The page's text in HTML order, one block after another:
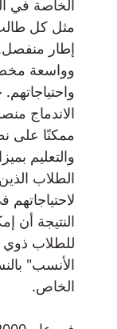
الخاصة في
مثل كل
إطار
وواسعة
الاندماج
ممكنًا على
والتعليم
الطلاب
النتيجة أن
للطلاب ذوي
الأنسب"
الخاص.